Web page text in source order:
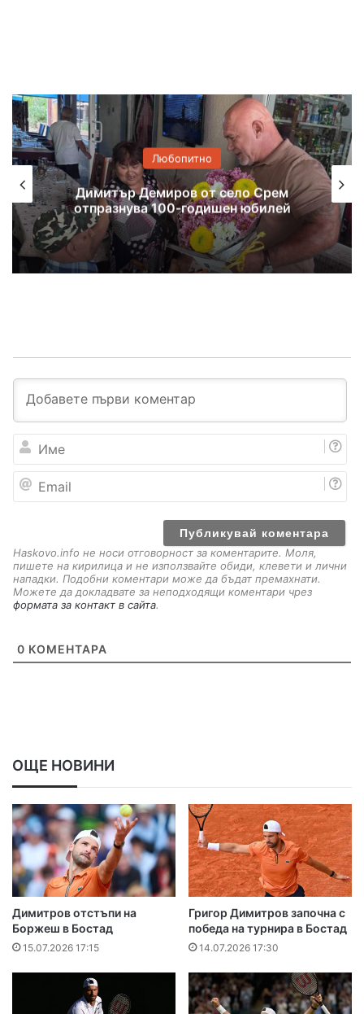
Любопитно
Баби учат деца как се прави домашна
юфка, после ще „бъркат“ лютеница и
сладко
И
е
a
Haskovo.info не носи отговорност за коментарите. Моля,
пишете на кирилица и не използвайте обиди, клевети и лични
нападки. Подобни коментари може да бъдат премахнати.
Можете да докладвате за неподходящи коментари чрез
формата за контакт в сайта.
0 КОМЕНТАРА
ОЩЕ НОВИНИ
Димитров отстъпи на
Боржеш в Бостад
15.07.2026 17:15
Григор Димитров започна с
победа на турнира в Бостад
14.07.2026 17:30